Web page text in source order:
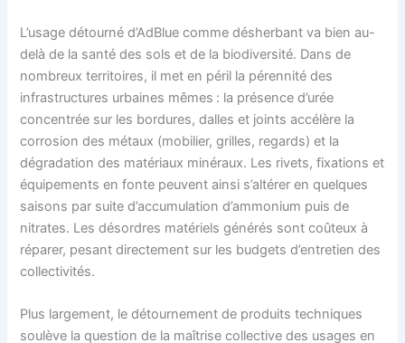
L’usage détourné d’AdBlue comme désherbant va bien au-
delà de la santé des sols et de la biodiversité. Dans de
nombreux territoires, il met en péril la pérennité des
infrastructures urbaines mêmes : la présence d’urée
concentrée sur les bordures, dalles et joints accélère la
corrosion des métaux (mobilier, grilles, regards) et la
dégradation des matériaux minéraux. Les rivets, fixations et
équipements en fonte peuvent ainsi s’altérer en quelques
saisons par suite d’accumulation d’ammonium puis de
nitrates. Les désordres matériels générés sont coûteux à
réparer, pesant directement sur les budgets d’entretien des
collectivités.
Plus largement, le détournement de produits techniques
soulève la question de la maîtrise collective des usages en